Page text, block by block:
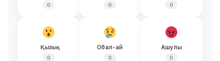
0 0 0
Қызық
0
Обал-ай
0
Ашулы
0